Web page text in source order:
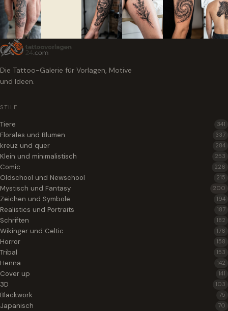
Die Tattoo-Galerie für Vorlagen, Motive
und Ideen.
STILE
Tiere 341
Florales und Blumen 337
kreuz und quer 284
Klein und minimalistisch 253
Comic 226
Oldschool und Newschool 215
Mystisch und Fantasy 200
Zeichen und Symbole 194
Realistics und Portraits 187
Schriften 182
Wikinger und Celtic 176
Horror 158
Tribal 153
Henna 142
Cover up 141
3D 103
Blackwork 75
Japanisch 70